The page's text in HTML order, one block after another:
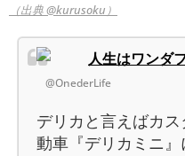
（出典 @kurusoku）
人生はワンダ
@OnederLife
デリカと言えばカ
動車『デリカミニ